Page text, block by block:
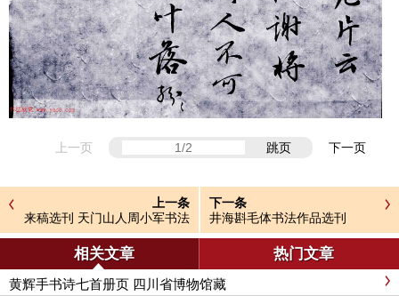
上一页 跳页 下一页
上一条
来稿选刊 天门山人周小军书法
作品
下一条
井海斟毛体书法作品选刊
相关文章 热门文章
黄辉手书诗七首册页 四川省博物馆藏